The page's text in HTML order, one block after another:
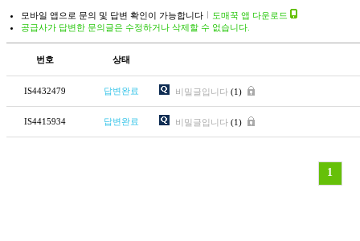
모바일 앱으로 문의 및 답변 확인이 가능합니다
도매꾹 앱 다운로드
공급사가 답변한 문의글은 수정하거나 삭제할 수 없습니다.
번호 상태
IS4432479 답변완료 비밀글입니다 (1)
IS4415934 답변완료 비밀글입니다 (1)
1